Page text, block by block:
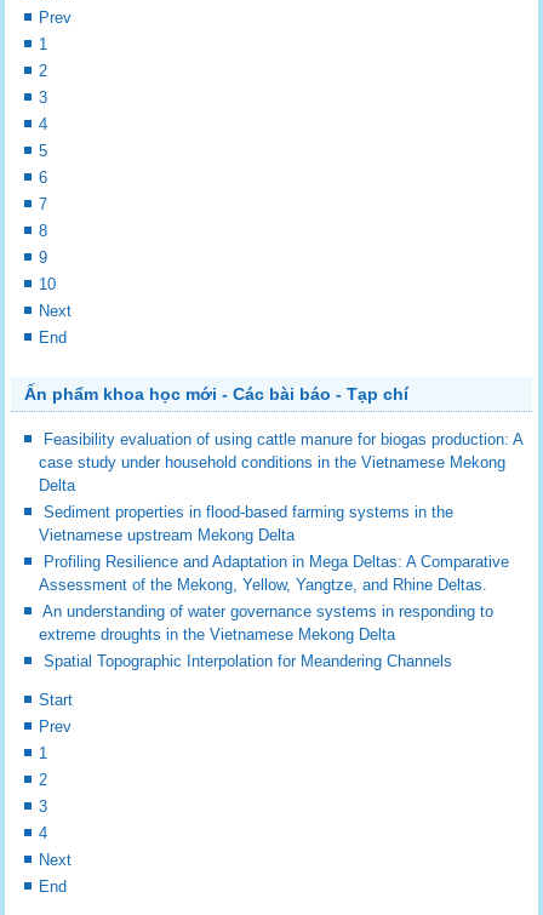
Prev
1
2
3
4
5
6
7
8
9
10
Next
End
Ấn phẩm khoa học mới - Các bài báo - Tạp chí
Feasibility evaluation of using cattle manure for biogas production: A
case study under household conditions in the Vietnamese Mekong
Delta
Sediment properties in flood-based farming systems in the
Vietnamese upstream Mekong Delta
Profiling Resilience and Adaptation in Mega Deltas: A Comparative
Assessment of the Mekong, Yellow, Yangtze, and Rhine Deltas.
An understanding of water governance systems in responding to
extreme droughts in the Vietnamese Mekong Delta
Spatial Topographic Interpolation for Meandering Channels
Start
Prev
1
2
3
4
Next
End